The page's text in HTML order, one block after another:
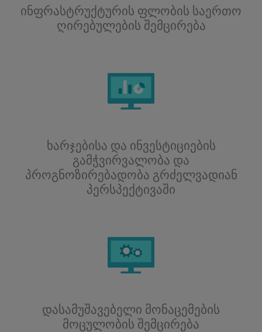
ინფრასტრუქტურის ფლობის საერთო
ღირებულების შემცირება
ხარჯებისა და ინვესტიციების
გამჭვირვალობა და
პროგნოზირებადობა გრძელვადიან
პერსპექტივაში
დასამუშავებელი მონაცემების
მოცულობის შემცირება